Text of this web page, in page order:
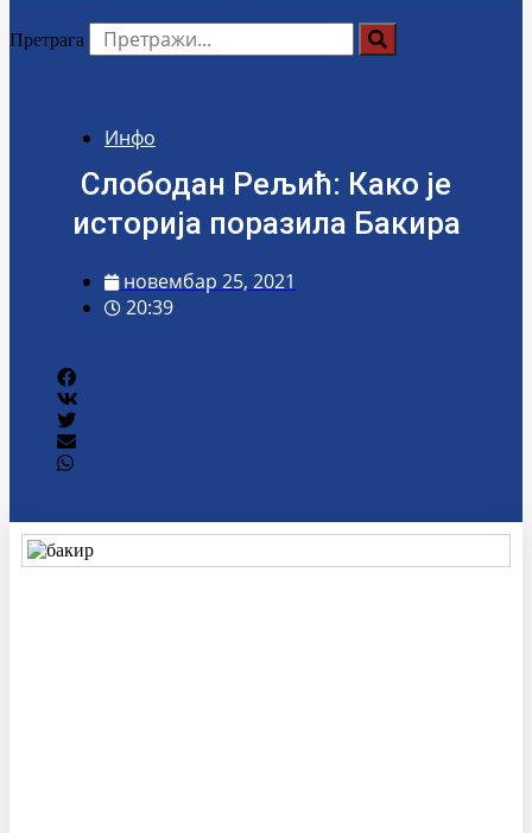
Претрага
Инфо
Слободан Рељић: Како је
историја поразила Бакира
новембар 25, 2021
20:39